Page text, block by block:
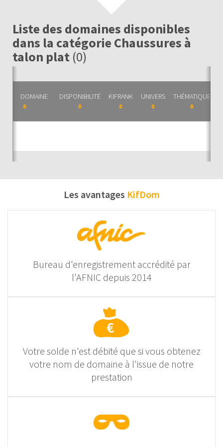
Liste des domaines disponibles
dans la catégorie Chaussures à
talon plat (0)
DOMAINE DISPONIBILITÉ KIFRANK UNIVERS THÉMATIQUE
Les avantages KifDom
Bureau d'enregistrement accrédité par
l'AFNIC depuis 2014
Votre solde n'est débité que si vous obtenez
votre nom de domaine à l'issue de notre
prestation